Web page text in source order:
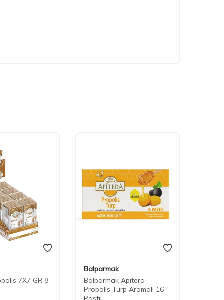
7X7 GR 8
Balparmak
Balparmak Apitera
Propolis Turp Aromalı 16
Pastil